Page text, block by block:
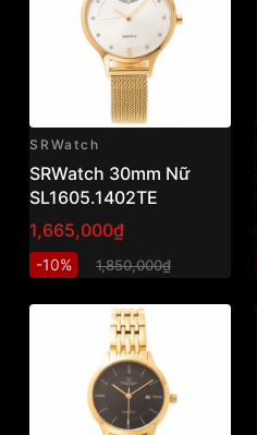
SRWatch
SRWatch 30mm Nữ
SL1605.1402TE
1,665,000₫
-10% 1,850,000₫